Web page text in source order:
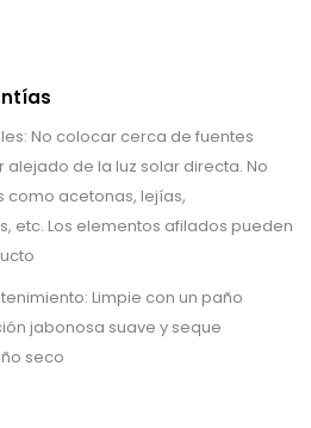
No colocar cerca de fuentes
de la luz solar directa. No
como acetonas, lejías,
etc. Los elementos afilados pueden
Limpie con un paño
jabonosa suave y seque
seco